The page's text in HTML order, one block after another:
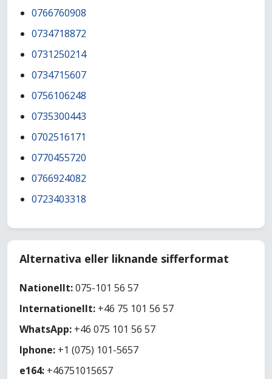
0766760908
0734718872
0731250214
0734715607
0756106248
0735300443
0702516171
0770455720
0766924082
0723403318
Alternativa eller liknande sifferformat
Nationellt:075-101 56 57
Internationellt: +46 75 101 56 57
WhatsApp: +46 075 101 56 57
Iphone: +1 (075) 101-5657
e164: +46751015657